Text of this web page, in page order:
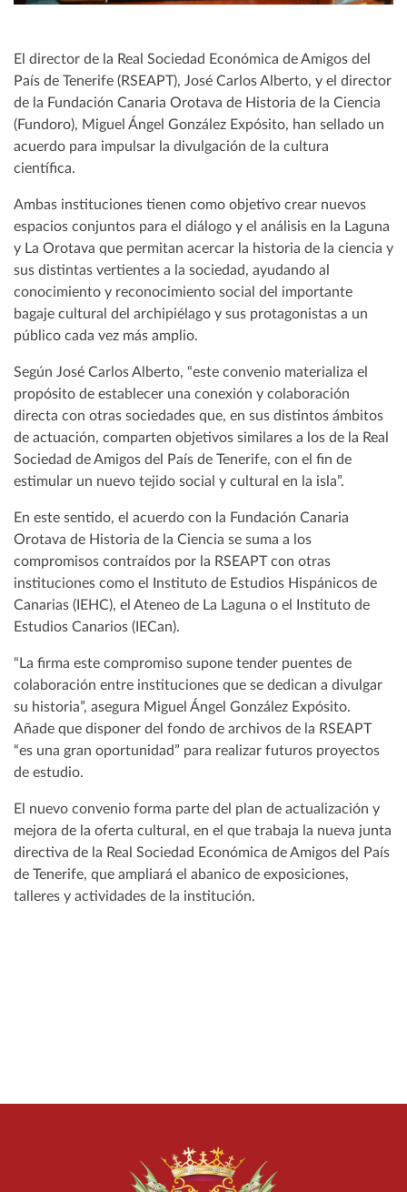
El director de la Real Sociedad Económica de Amigos del
País de Tenerife (RSEAPT), José Carlos Alberto, y el director
de la Fundación Canaria Orotava de Historia de la Ciencia
(Fundoro), Miguel Ángel González Expósito, han sellado un
acuerdo para impulsar la divulgación de la cultura
científica.
Ambas instituciones tienen como objetivo crear nuevos
espacios conjuntos para el diálogo y el análisis en la Laguna
y La Orotava que permitan acercar la historia de la ciencia y
sus distintas vertientes a la sociedad, ayudando al
conocimiento y reconocimiento social del importante
bagaje cultural del archipiélago y sus protagonistas a un
público cada vez más amplio.
Según José Carlos Alberto, “este convenio materializa el
propósito de establecer una conexión y colaboración
directa con otras sociedades que, en sus distintos ámbitos
de actuación, comparten objetivos similares a los de la Real
Sociedad de Amigos del País de Tenerife, con el fin de
estimular un nuevo tejido social y cultural en la isla”.
En este sentido, el acuerdo con la Fundación Canaria
Orotava de Historia de la Ciencia se suma a los
compromisos contraídos por la RSEAPT con otras
instituciones como el Instituto de Estudios Hispánicos de
Canarias (IEHC), el Ateneo de La Laguna o el Instituto de
Estudios Canarios (IECan).
“La firma este compromiso supone tender puentes de
colaboración entre instituciones que se dedican a divulgar
su historia”, asegura Miguel Ángel González Expósito.
Añade que disponer del fondo de archivos de la RSEAPT
“es una gran oportunidad” para realizar futuros proyectos
de estudio.
El nuevo convenio forma parte del plan de actualización y
mejora de la oferta cultural, en el que trabaja la nueva junta
directiva de la Real Sociedad Económica de Amigos del País
de Tenerife, que ampliará el abanico de exposiciones,
talleres y actividades de la institución.